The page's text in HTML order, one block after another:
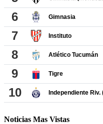
Noticias Mas Vistas